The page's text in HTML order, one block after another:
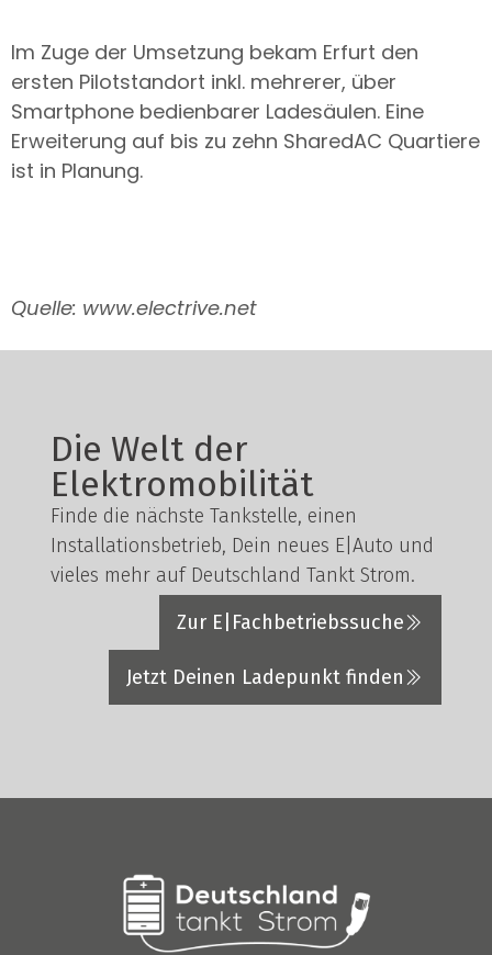
Im Zuge der Umsetzung bekam Erfurt den
ersten Pilotstandort inkl. mehrerer, über
Smartphone bedienbarer Ladesäulen. Eine
Erweiterung auf bis zu zehn SharedAC Quartiere
ist in Planung.
Quelle: www.electrive.net
Die Welt der
Elektromobilität
Finde die nächste Tankstelle, einen
Installationsbetrieb, Dein neues E|Auto und
vieles mehr auf Deutschland Tankt Strom.
Zur E|Fachbetriebssuche
Jetzt Deinen Ladepunkt finden